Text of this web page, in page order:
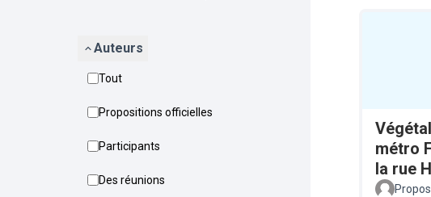
Auteurs
Tout
Propositions officielles
Participants
Des réunions
métro
la rue